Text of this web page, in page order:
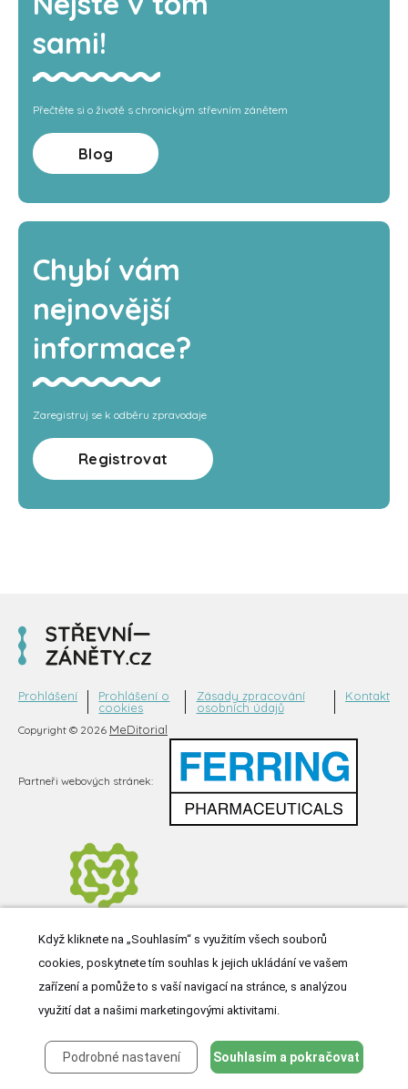
sami!
Přečtěte si o životě s chronickým střevním zánětem
Blog
Chybí vám
nejnovější
informace?
Zaregistruj se k odběru zpravodaje
Registrovat
Copyright © 2026 MeDitorial
Prohlášení
Prohlášení o
cookies
Zásady zpracování
osobních údajů
Kontakt
Partneři webových stránek:
Když kliknete na „Souhlasím“ s využitím všech souborů
cookies, poskytnete tím souhlas k jejich ukládání ve vašem
zařízení a pomůže to s vaší navigací na stránce, s analýzou
využití dat a našimi marketingovými aktivitami.
Podrobné nastavení Souhlasím a pokračovat